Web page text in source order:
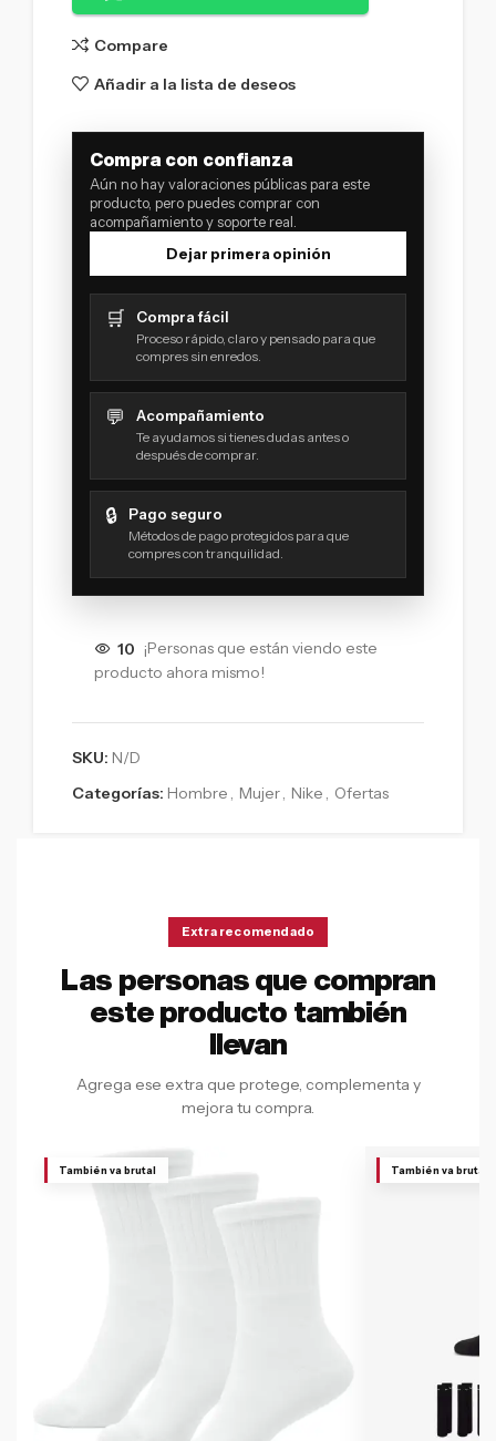
Compare
Añadir a la lista de deseos
Compra con confianza
Aún no hay valoraciones públicas para este
producto, pero puedes comprar con
acompañamiento y soporte real.
Dejar primera opinión
🛒 Compra fácil
Proceso rápido, claro y pensado para que
compres sin enredos.
💬 Acompañamiento
Te ayudamos si tienes dudas antes o
después de comprar.
🔒 Pago seguro
Métodos de pago protegidos para que
compres con tranquilidad.
10 ¡Personas que están viendo este
producto ahora mismo!
SKU: N/D
Categorías: Hombre , Mujer, Nike , Ofertas
Extra recomendado
Las personas que compran
este producto también
llevan
Agrega ese extra que protege, complementa y
mejora tu compra.
También va brutal También va brutal